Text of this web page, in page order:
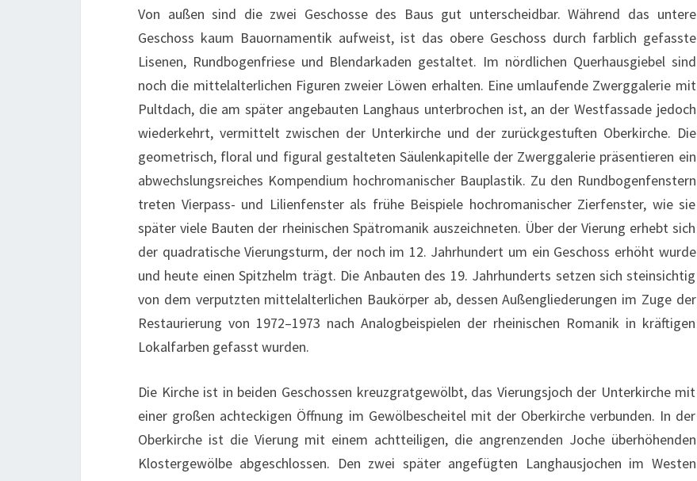
Von außen sind die zwei Geschosse des Baus gut unterscheidbar. Während das untere
Geschoss kaum Bauornamentik aufweist, ist das obere Geschoss durch farblich gefasste
Lisenen, Rundbogenfriese und Blendarkaden gestaltet. Im nördlichen Querhausgiebel sind
noch die mittelalterlichen Figuren zweier Löwen erhalten. Eine umlaufende Zwerggalerie mit
Pultdach, die am später angebauten Langhaus unterbrochen ist, an der Westfassade jedoch
wiederkehrt, vermittelt zwischen der Unterkirche und der zurückgestuften Oberkirche. Die
geometrisch, floral und figural gestalteten Säulenkapitelle der Zwerggalerie präsentieren ein
abwechslungsreiches Kompendium hochromanischer Bauplastik. Zu den Rundbogenfenstern
treten Vierpass- und Lilienfenster als frühe Beispiele hochromanischer Zierfenster, wie sie
später viele Bauten der rheinischen Spätromanik auszeichneten. Über der Vierung erhebt sich
der quadratische Vierungsturm, der noch im 12. Jahrhundert um ein Geschoss erhöht wurde
und heute einen Spitzhelm trägt. Die Anbauten des 19. Jahrhunderts setzen sich steinsichtig
von dem verputzten mittelalterlichen Baukörper ab, dessen Außengliederungen im Zuge der
Restaurierung von 1972–1973 nach Analogbeispielen der rheinischen Romanik in kräftigen
Lokalfarben gefasst wurden.
Die Kirche ist in beiden Geschossen kreuzgratgewölbt, das Vierungsjoch der Unterkirche mit
einer großen achteckigen Öffnung im Gewölbescheitel mit der Oberkirche verbunden. In der
Oberkirche ist die Vierung mit einem achtteiligen, die angrenzenden Joche überhöhenden
Klostergewölbe abgeschlossen. Den zwei später angefügten Langhausjochen im Westen